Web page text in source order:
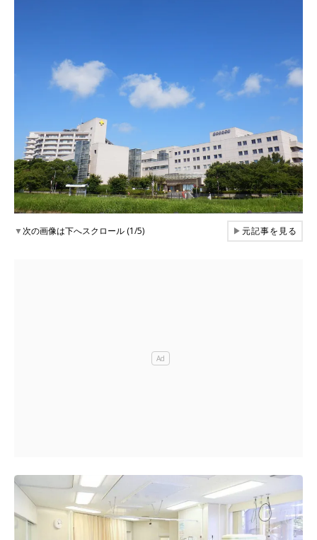
▼次の画像は下へスクロール (1/5) ▶元記事を見る